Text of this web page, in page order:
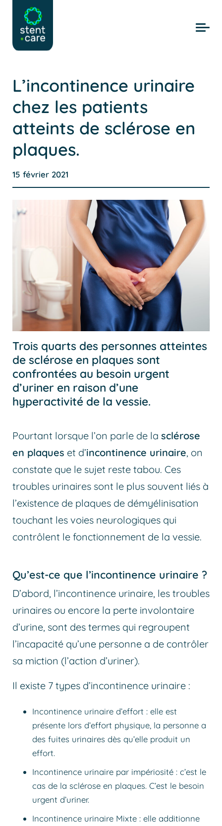
Skip to main content
L’incontinence urinaire
chez les patients
atteints de sclérose en
plaques.
15 février 2021
Trois quarts des personnes atteintes
de sclérose en plaques sont
confrontées au besoin urgent
d’uriner en raison d’une
hyperactivité de la vessie.
Pourtant lorsque l’on parle de la sclérose
en plaques et d’incontinence urinaire, on
constate que le sujet reste tabou. Ces
troubles urinaires sont le plus souvent liés à
l’existence de plaques de démyélinisation
touchant les voies neurologiques qui
contrôlent le fonctionnement de la vessie.
Qu’est-ce que l’incontinence urinaire ?
D’abord, l’incontinence urinaire, les troubles
urinaires ou encore la perte involontaire
d’urine, sont des termes qui regroupent
l’incapacité qu’une personne a de contrôler
sa miction (l’action d’uriner).
Il existe 7 types d’incontinence urinaire :
Incontinence urinaire d’effort : elle est
présente lors d’effort physique, la personne a
des fuites urinaires dès qu’elle produit un
effort.
Incontinence urinaire par impériosité : c’est le
cas de la sclérose en plaques. C’est le besoin
urgent d’uriner.
Incontinence urinaire Mixte : elle additionne